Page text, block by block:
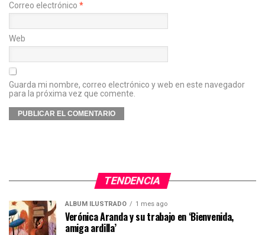
Correo electrónico *
Web
Guarda mi nombre, correo electrónico y web en este navegador
para la próxima vez que comente.
TENDENCIA
ÁLBUM ILUSTRADO 1 mes ago
Verónica Aranda y su trabajo en ‘Bienvenida,
amiga ardilla’